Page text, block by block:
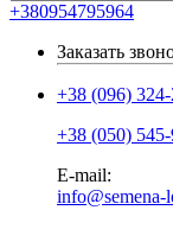
+380954795964
Заказать
+38 (096)
+38 (050)
E-mail:
info@semena-